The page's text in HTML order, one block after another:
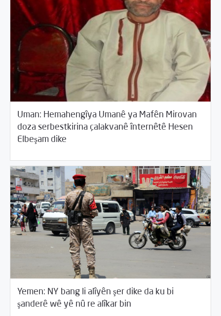
Uman: Hemahengîya Umanê ya Mafên Mirovan
doza serbestkirina çalakvanê înternêtê Hesen
Elbeşam dike
13/2018 Cîhana Erebî/Rotator
Yemen: NY bang li alîyên şer dike da ku bi
şanderê wê yê nû re alîkar bin
13/2018 Cîhana Erebî /Rotator